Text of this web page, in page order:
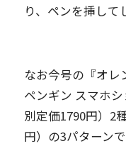
り、ペンを挿して
なお今号の『オレ
ペンギン スマホ
別定価1790円）2
円）の3パターン